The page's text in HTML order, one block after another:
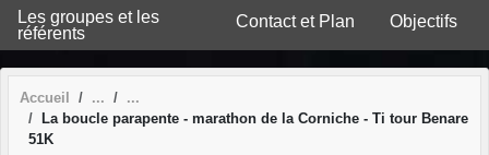
Les groupes et les
référents
Contact et Plan Objectifs
Accueil
La boucle parapente - marathon de la Corniche - Ti tour Benare
51K